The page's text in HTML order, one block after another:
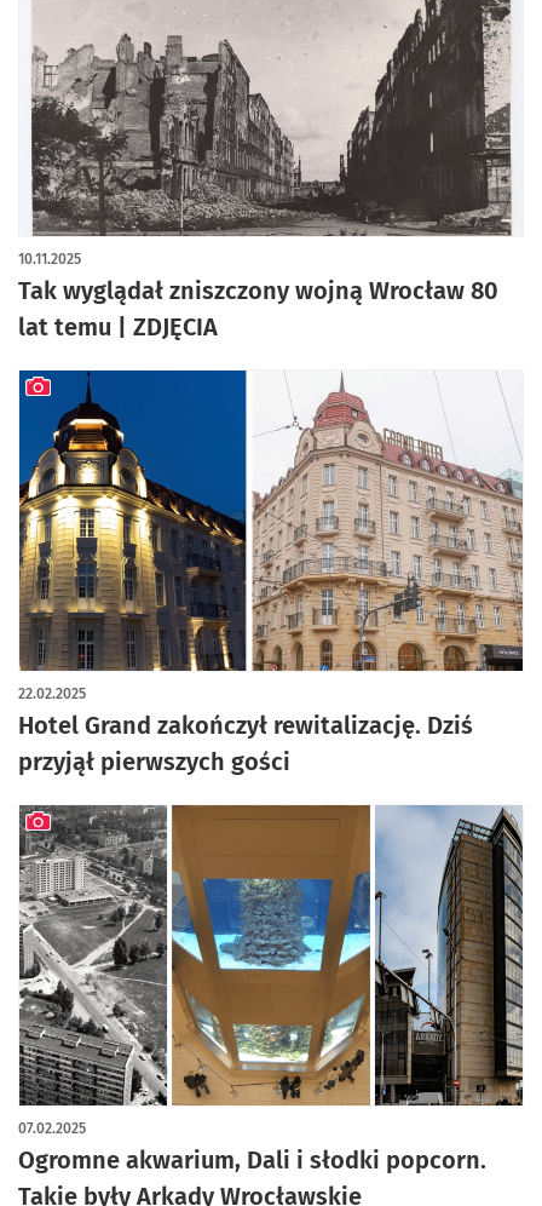
Tak wyglądał zniszczony wojną Wrocław 80
lat temu | ZDJĘCIA
10.11.2025
artykuł z galerią zdjęć
Hotel Grand zakończył rewitalizację. Dziś
przyjął pierwszych gości
22.02.2025
artykuł z galerią zdjęć
Ogromne akwarium, Dali i słodki popcorn.
Takie były Arkady Wrocławskie
07.02.2025
artykuł z galerią zdjęć